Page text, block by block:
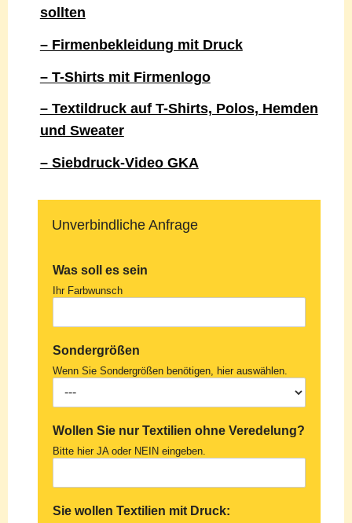
sollten
– Firmenbekleidung mit Druck
– T-Shirts mit Firmenlogo
– Textildruck auf T-Shirts, Polos, Hemden
und Sweater
– Siebdruck-Video GKA
Unverbindliche Anfrage
Was soll es sein
Ihr Farbwunsch
Sondergrößen
Wenn Sie Sondergrößen benötigen, hier auswählen.
Wollen Sie nur Textilien ohne Veredelung?
Bitte hier JA oder NEIN eingeben.
Sie wollen Textilien mit Druck: